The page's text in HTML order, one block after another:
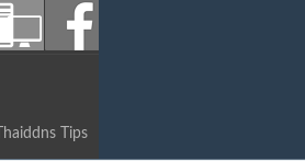
Thaiddns Tips